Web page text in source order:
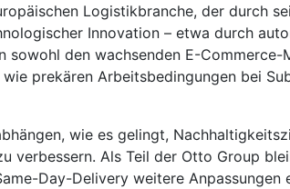
Logistikbranche, der durch
Innovation – etwa durch
den wachsenden E-
prekären Arbeitsbedingungen bei
wie es gelingt,
verbessern. Als Teil der Otto Group
Day-Delivery weitere